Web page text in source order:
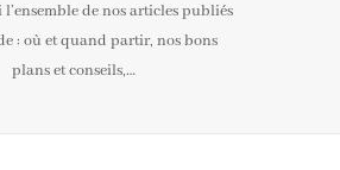
l’ensemble de nos articles publiés
: où et quand partir, nos bons
plans et conseils,…